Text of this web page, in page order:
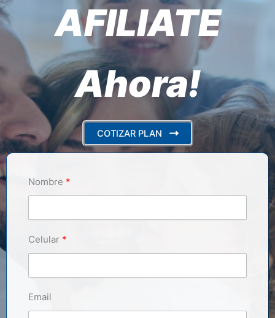
AFILIATE
Ahora!
COTIZAR PLAN
Nombre
Celular
Email